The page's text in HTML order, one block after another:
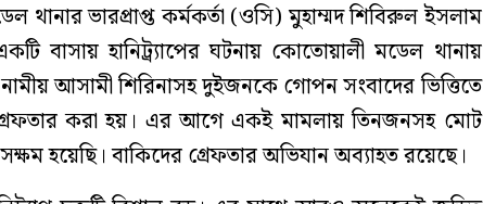
থানার ভারপ্রাপ্ত কর্মকর্তা (ওসি) মুহাম্মদ শিবিরুল ইসলাম
বাসায় হানিট্র্যাপের ঘটনায় কোতোয়ালী মডেল থানায়
নামীয় আসামী শিরিনাসহ দুইজনকে গোপন সংবাদের ভিত্তিতে
করা হয়। এর আগে একই মামলায় তিনজনসহ মোট
হয়েছি। বাকিদের গ্রেফতার অভিযান অব্যাহত রয়েছে।